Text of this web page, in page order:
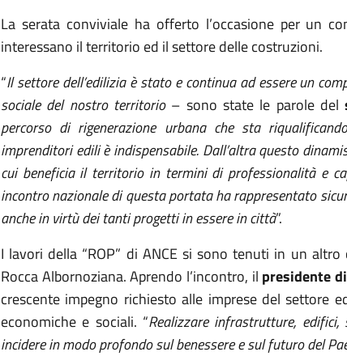
La serata conviviale ha offerto l’occasione per un
interessano il territorio ed il settore delle costruzioni.
“Il settore dell’edilizia è stato e continua ad essere un
sociale del nostro territorio– sono state le parole del
percorso di rigenerazione urbana che sta
imprenditori edili è indispensabile. Dall’altra questo
cui beneficia il territorio in termini di professionalità e
incontro nazionale di questa portata ha rappresentato
anche in virtù dei tanti progetti in essere in città”.
I lavori della “ROP” di ANCE si sono tenuti in un
Rocca Albornoziana. Aprendo l’incontro, il presidente
crescente impegno richiesto alle imprese del settore
economiche e sociali. “Realizzare infrastrutture, edifici,
incidere in modo profondo sul benessere e sul futuro del